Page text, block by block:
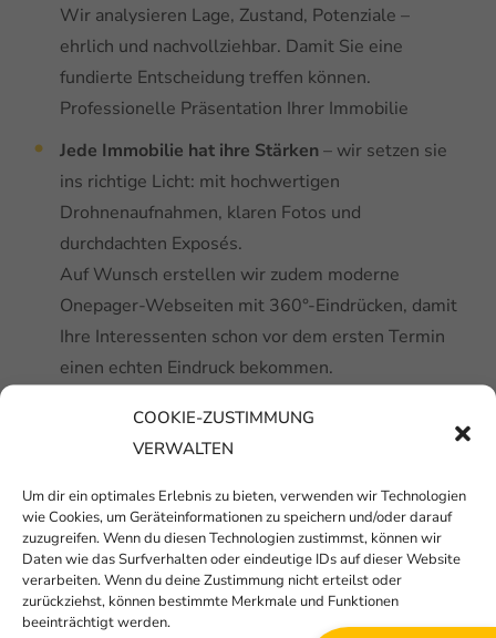
COOKIE-ZUSTIMMUNG
VERWALTEN
Um dir ein optimales Erlebnis zu bieten, verwenden wir Technologien
wie Cookies, um Geräteinformationen zu speichern und/oder darauf
zuzugreifen. Wenn du diesen Technologien zustimmst, können wir
Daten wie das Surfverhalten oder eindeutige IDs auf dieser Website
verarbeiten. Wenn du deine Zustimmung nicht erteilst oder
zurückziehst, können bestimmte Merkmale und Funktionen
beeinträchtigt werden.
Wir analysieren Lage, Zustand, Potenziale –
ehrlich und nachvollziehbar. Damit Sie eine
fundierte Entscheidung treffen können.
Professionelle Präsentation Ihrer Immobilie
Jede Immobilie hat ihre Stärken– wir setzen sie
ins richtige Licht: mit hochwertigen
Drohnenaufnahmen, klaren Fotos und
durchdachten Exposés.
Auf Wunsch erstellen wir zudem moderne
Onepager-Webseiten mit 360°-Eindrücken, damit
Ihre Interessenten schon vor dem ersten Termin
einen echten Eindruck bekommen.
Exposés